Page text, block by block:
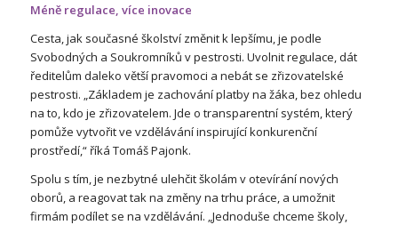
Méně regulace, více inovace
Cesta, jak současné školství změnit k lepšímu, je podle
Svobodných a Soukromníků v pestrosti. Uvolnit regulace, dát
ředitelům daleko větší pravomoci a nebát se zřizovatelské
pestrosti. „Základem je zachování platby na žáka, bez ohledu
na to, kdo je zřizovatelem. Jde o transparentní systém, který
pomůže vytvořit ve vzdělávání inspirující konkurenční
prostředí,“ říká Tomáš Pajonk.
Spolu s tím, je nezbytné ulehčit školám v otevírání nových
oborů, a reagovat tak na změny na trhu práce, a umožnit
firmám podílet se na vzdělávání. „Jednoduše chceme školy,